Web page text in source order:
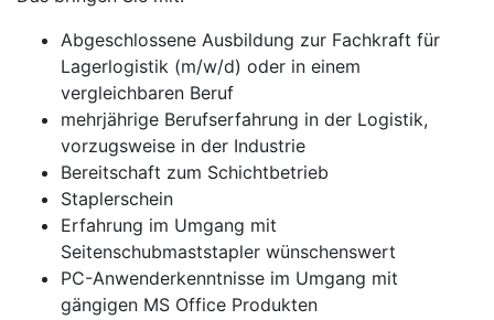
Abgeschlossene Ausbildung zur Fachkraft für
Lagerlogistik (m/w/d) oder in einem
vergleichbaren Beruf
mehrjährige Berufserfahrung in der Logistik,
vorzugsweise in der Industrie
Bereitschaft zum Schichtbetrieb
Staplerschein
Erfahrung im Umgang mit
Seitenschubmaststapler wünschenswert
PC-Anwenderkenntnisse im Umgang mit
gängigen MS Office Produkten